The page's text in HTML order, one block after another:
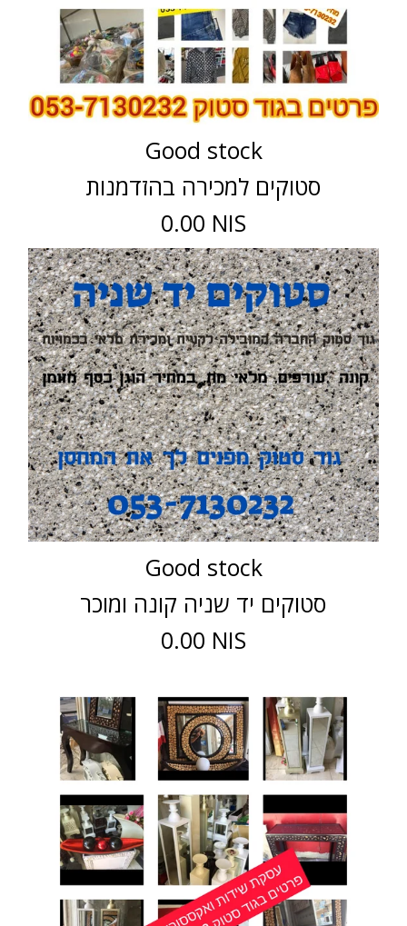
Good stock
סטוקים למכירה בהזדמנות
0.00 NIS
Good stock
סטוקים יד שניה קונה ומוכר
0.00 NIS